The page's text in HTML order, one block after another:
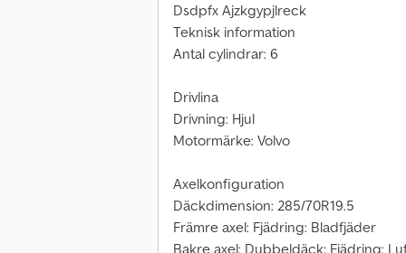
Dsdpfx Ajzkgypjlreck
Teknisk information
Antal cylindrar: 6
Drivlina
Drivning: Hjul
Motormärke: Volvo
Axelkonfiguration
Däckdimension: 285/70R19.5
Främre axel: Fjädring: Bladfjäder
Bakre axel: Dubbeldäck; Fjädring: